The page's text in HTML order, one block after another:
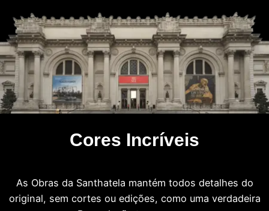
Cores Incríveis
As Obras da Santhatela mantém todos detalhes do
original, sem cortes ou edições, como uma verdadeira